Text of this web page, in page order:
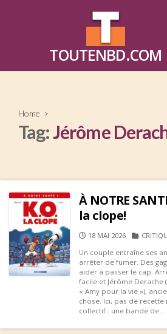
TOUTENBD.COM
Home >
Tag:Jérôme
À NOTRE
la clope!
PUBLISHED
18 MAI 2026
Un couple entraîne ses
arrêter de fumer. Des
aider à passer le cap.
facile et Jérôme Derache
« Amy pour la vie »),
chose. Ici, pas de
collectif : une bande de...